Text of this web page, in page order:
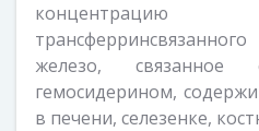
железо,
гемосидерином,
в печени, селезенке,